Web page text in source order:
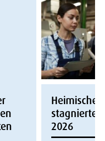
Heimische
stagnierte
2026